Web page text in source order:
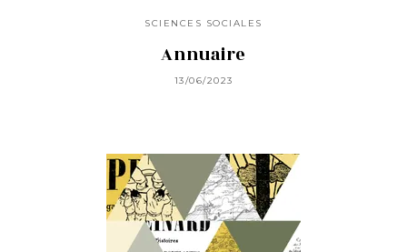
SCIENCES SOCIALES
Annuaire
13/06/2023